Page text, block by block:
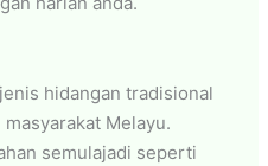
hidangan tradisional
Melayu.
semulajadi seperti